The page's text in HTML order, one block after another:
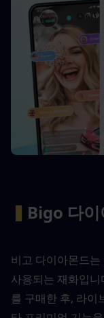
▍ Bigo 다이
비고 다이아몬드는
사용되는 재화입
를 구매한 후, 라이